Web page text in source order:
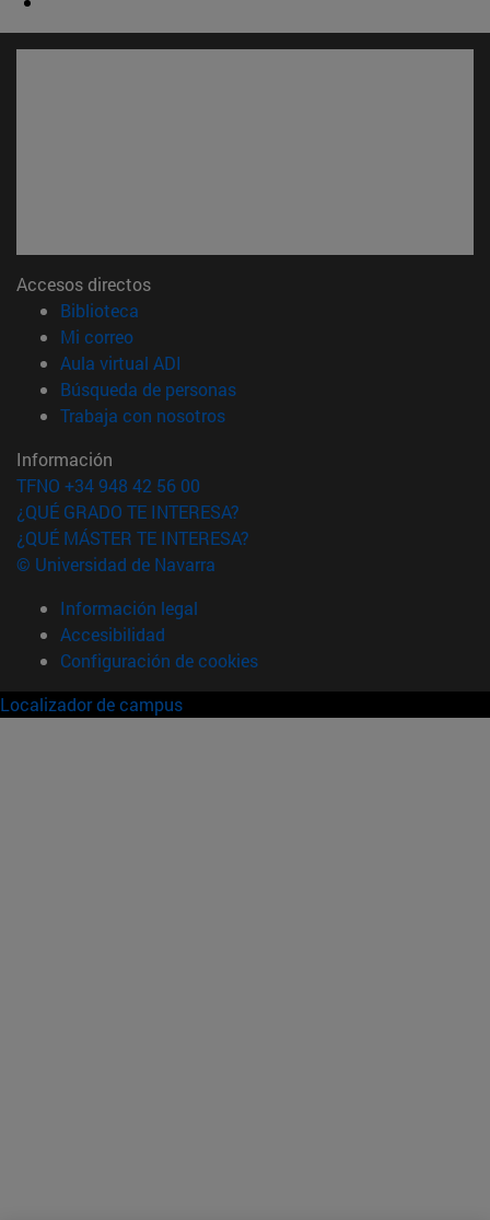
Accesos directos
Biblioteca
Mi correo(abre en nueva ventana)
Aula virtual ADI
Búsqueda de personas(abre en nueva ventana)
Trabaja con nosotros(abre en nueva ventana)
Información
TFNO +34 948 42 56 00
¿QUÉ GRADO TE INTERESA?
¿QUÉ MÁSTER TE INTERESA?
© Universidad de Navarra
Información legal
Accesibilidad
Configuración de cookies
Localizador de campus